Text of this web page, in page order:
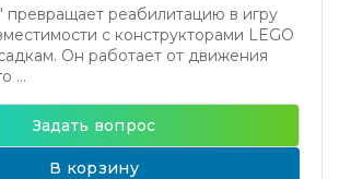
превращает реабилитацию в игру
с конструкторами LEGO
Он работает от движения
...
Задать вопрос
В корзину